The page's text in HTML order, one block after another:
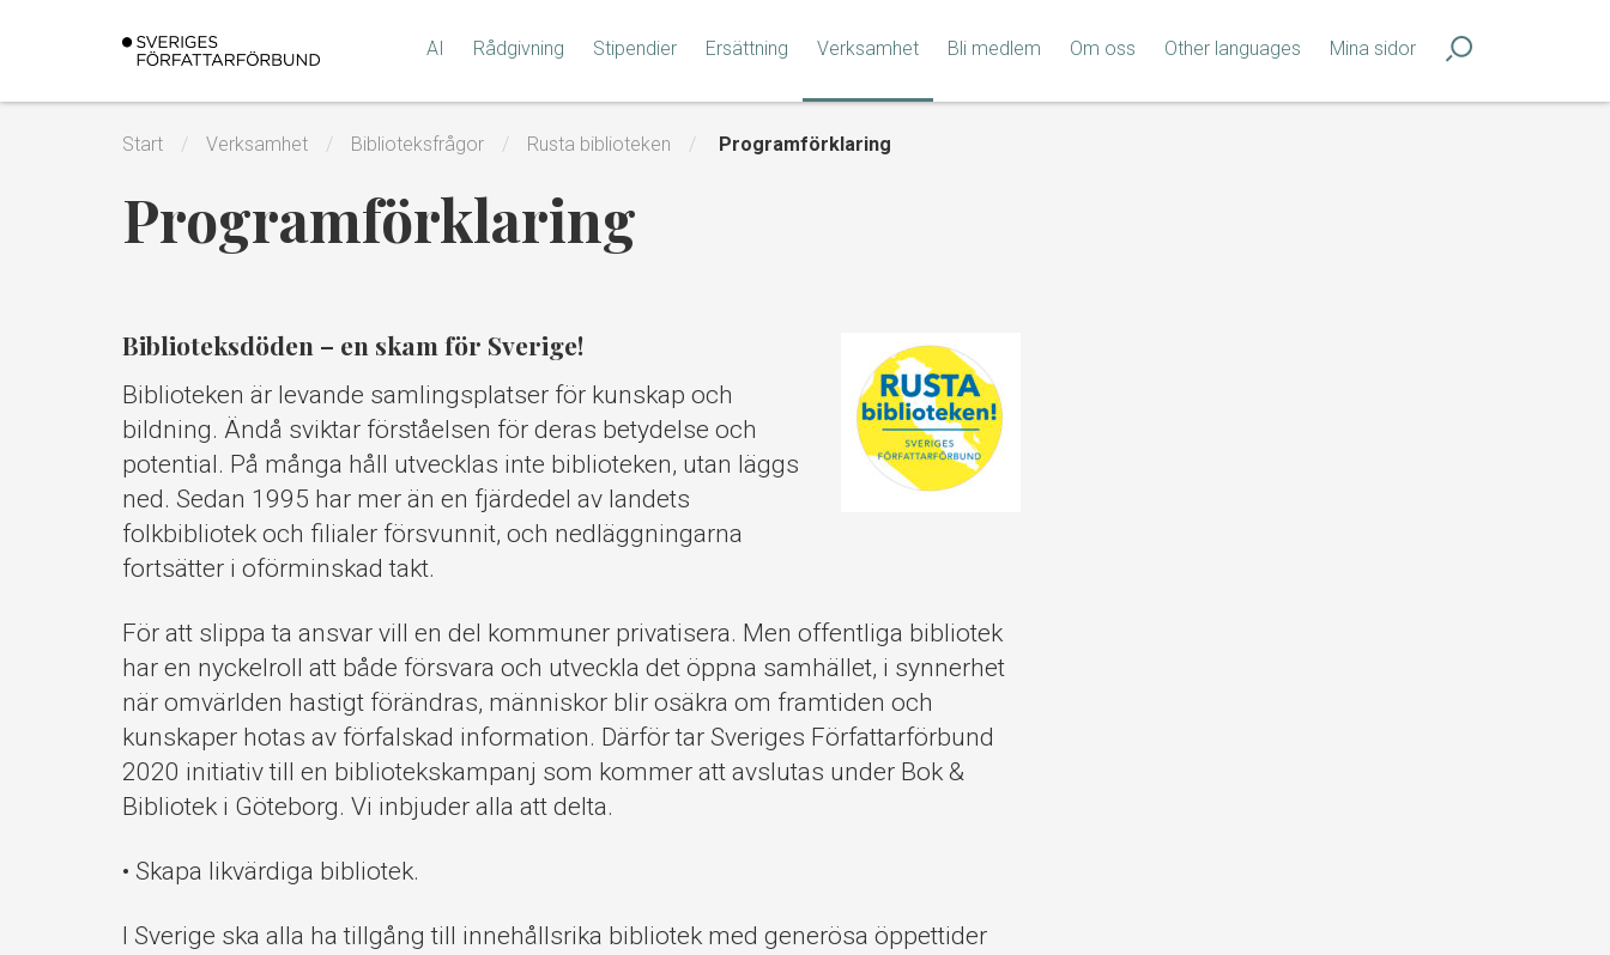
AI Rådgivning Stipendier Ersättning Verksamhet Bli medlem Om oss Other languages Mina sidor
Start Verksamhet Biblioteksfrågor Rusta biblioteken Programförklaring
Programförklaring
Biblioteksdöden – en skam för Sverige!
Biblioteken är levande samlingsplatser för kunskap och
bildning. Ändå sviktar förståelsen för deras betydelse och
potential. På många håll utvecklas inte biblioteken, utan läggs
ned. Sedan 1995 har mer än en fjärdedel av landets
folkbibliotek och filialer försvunnit, och nedläggningarna
fortsätter i oförminskad takt.
För att slippa ta ansvar vill en del kommuner privatisera. Men offentliga bibliotek
har en nyckelroll att både försvara och utveckla det öppna samhället, i synnerhet
när omvärlden hastigt förändras, människor blir osäkra om framtiden och
kunskaper hotas av förfalskad information. Därför tar Sveriges Författarförbund
2020 initiativ till en bibliotekskampanj som kommer att avslutas under Bok &
Bibliotek i Göteborg. Vi inbjuder alla att delta.
• Skapa likvärdiga bibliotek.
I Sverige ska alla ha tillgång till innehållsrika bibliotek med generösa öppettider